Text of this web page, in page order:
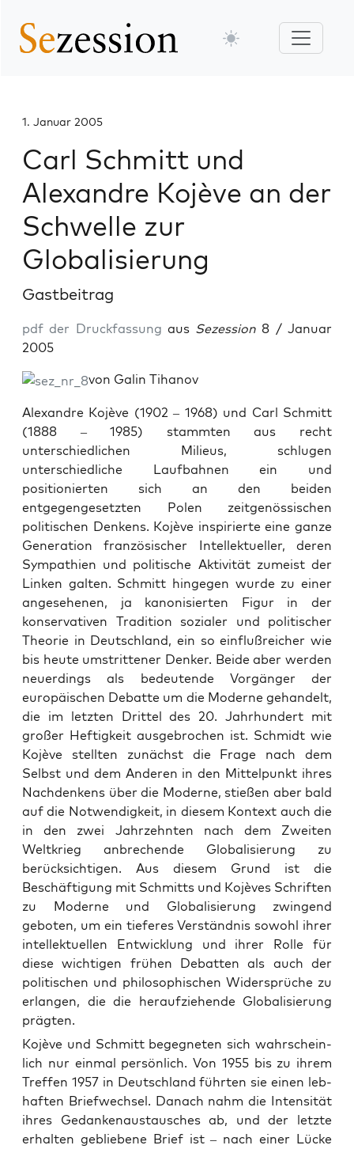
1. Januar 2005
Carl Schmitt und
Alexandre Kojève an der
Schwelle zur
Globalisierung
Gastbeitrag
pdf der Druckfassung aus Sezession 8 / Januar
2005
von Galin Tihanov
Alexandre Kojève (1902 – 1968) und Carl Schmitt
(1888 – 1985) stammten aus recht
unterschiedlichen Milieus, schlugen
unterschiedliche Laufbahnen ein und
positionierten sich an den beiden
entgegengesetzten Polen zeitgenössischen
politischen Denkens. Kojève inspirierte eine ganze
Generation französischer Intellektueller, deren
Sympathien und politische Aktivität zumeist der
Linken galten. Schmitt hingegen wurde zu einer
angesehenen, ja kanonisierten Figur in der
konservativen Tradition sozialer und politischer
Theorie in Deutschland, ein so einflußreicher wie
bis heute umstrittener Denker. Beide aber werden
neuerdings als bedeutende Vorgänger der
europäischen Debatte um die Moderne gehandelt,
die im letzten Drittel des 20. Jahrhundert mit
großer Heftigkeit ausgebrochen ist. Schmidt wie
Kojève stellten zunächst die Frage nach dem
Selbst und dem Anderen in den Mittelpunkt ihres
Nachdenkens über die Moderne, stießen aber bald
auf die Notwendigkeit, in diesem Kontext auch die
in den zwei Jahrzehnten nach dem Zweiten
Weltkrieg anbrechende Globalisierung zu
berücksichtigen. Aus diesem Grund ist die
Beschäftigung mit Schmitts und Kojèves Schriften
zu Moderne und Globalisierung zwingend
geboten, um ein tieferes Verständnis sowohl ihrer
intellektuellen Entwicklung und ihrer Rolle für
diese wichtigen frühen Debatten als auch der
politischen und philosophischen Widersprüche zu
erlangen, die die heraufziehende Globalisierung
prägten.
Kojè­ve und Schmitt begeg­ne­ten sich wahr­schein­
lich nur ein­mal per­sön­lich. Von 1955 bis zu ihrem
Tref­fen 1957 in Deutsch­land führ­ten sie einen leb­
haf­ten Brief­wech­sel. Danach nahm die Inten­si­tät
ihres Gedan­ken­aus­tau­sches ab, und der letz­te
erhal­ten geblie­be­ne Brief ist – nach einer Lücke